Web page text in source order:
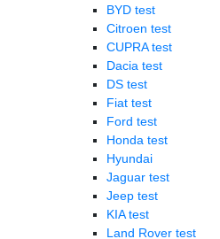
BYD test
Citroen test
CUPRA test
Dacia test
DS test
Fiat test
Ford test
Honda test
Hyundai
Jaguar test
Jeep test
KIA test
Land Rover test